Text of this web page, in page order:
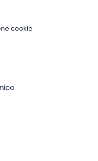
cookie